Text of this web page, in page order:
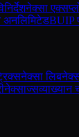
नेक्सा
अनलिमिटेडBUIP
नेक्सा
नेक्साज्सव्याख्यान